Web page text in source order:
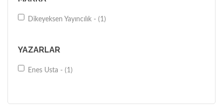
Dikeyeksen Yayıncılık - (1)
YAZARLAR
Enes Usta - (1)